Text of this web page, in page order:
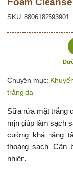
SKU: 8806182593901
Chuyên mục:
trắng da
Sữa rửa mặt trắng
mịn giúp làm sạch
cường khả năng
thoáng sạch. Cân
nhiên.